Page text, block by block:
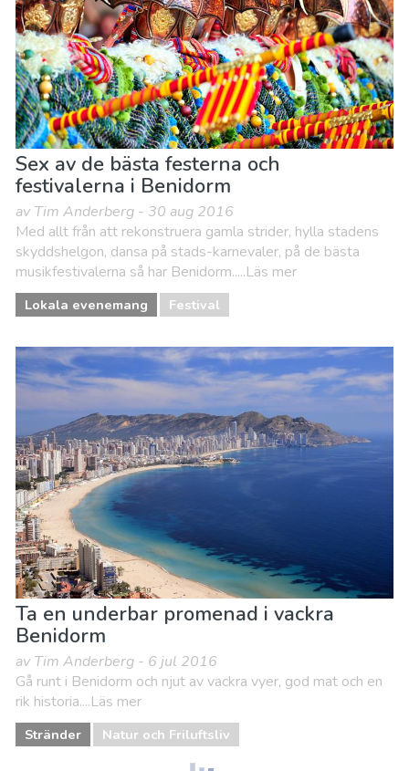
Sex av de bästa festerna och
festivalerna i Benidorm
av Tim Anderberg - 30 aug 2016
Med allt från att rekonstruera gamla strider, hylla stadens
skyddshelgon, dansa på stads-karnevaler, på de bästa
musikfestivalerna så har Benidorm.....Läs mer
Lokala evenemang Festival
Ta en underbar promenad i vackra
Benidorm
av Tim Anderberg - 6 jul 2016
Gå runt i Benidorm och njut av vackra vyer, god mat och en
rik historia....Läs mer
Stränder Natur och Friluftsliv